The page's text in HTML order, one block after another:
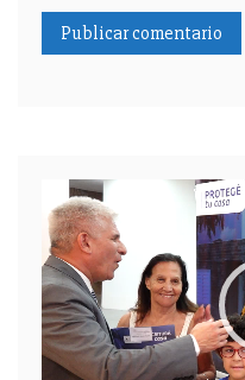
Reproductor
de
video